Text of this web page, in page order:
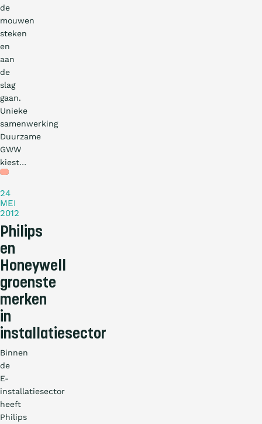
de
mouwen
steken
en
aan
de
slag
gaan.
Unieke
samenwerking
Duurzame
GWW
kiest…Nieuws
24
MEI
2012
Philips
en
Honeywell
groenste
merken
in
installatiesector
Binnen
de
E-
installatiesector
heeft
Philips